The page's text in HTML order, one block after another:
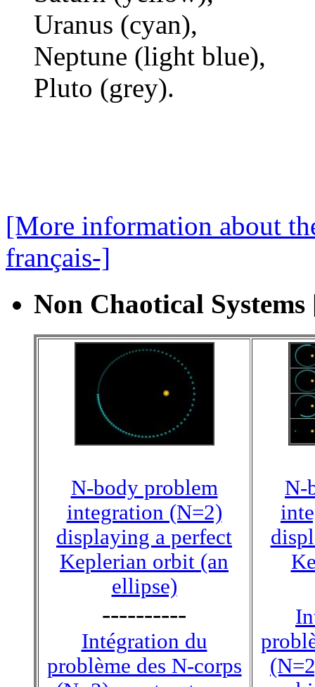
Uranus (cyan),
Neptune (light blue),
Pluto (grey).
[More information about
français-]
Non Chaotical Systems
N-body problem
integration (N=2)
displaying a perfect
Keplerian orbit (an
ellipse)
----------
Intégration du
problème des N-corps
N-